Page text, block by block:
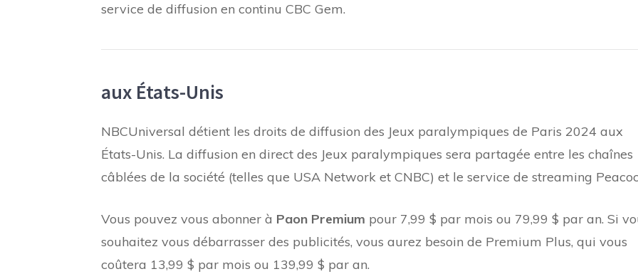
service de diffusion en continu CBC Gem.
aux États-Unis
NBCUniversal détient les droits de diffusion des Jeux paralympiques de Paris 2024 aux
États-Unis. La diffusion en direct des Jeux paralympiques sera partagée entre les chaînes
câblées de la société (telles que USA Network et CNBC) et le service de streaming
Vous pouvez vous abonner à Paon Premium pour 7,99 $ par mois ou 79,99 $ par an. Si
souhaitez vous débarrasser des publicités, vous aurez besoin de Premium Plus, qui vous
coûtera 13,99 $ par mois ou 139,99 $ par an.